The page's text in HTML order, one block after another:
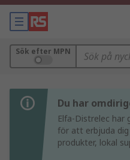
Sök efter MPN
Du har
Elfa-Distrelec har
för att erbjuda
produkter, lokal